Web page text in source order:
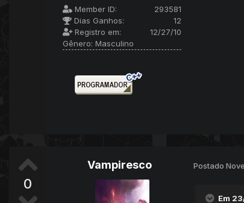
Member ID:
293581
Dias Ganhos:
12
Registro em:
12/27/10
Gênero: Masculino
0
Vampiresco Postado
Em